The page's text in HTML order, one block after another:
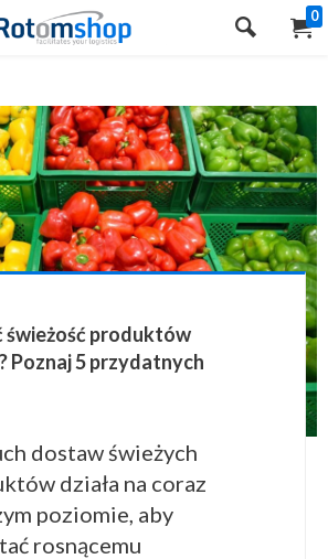
0
świeżość produktów
Poznaj 5 przydatnych
dostaw świeżych
działa na coraz
poziomie, aby
rosnącemu